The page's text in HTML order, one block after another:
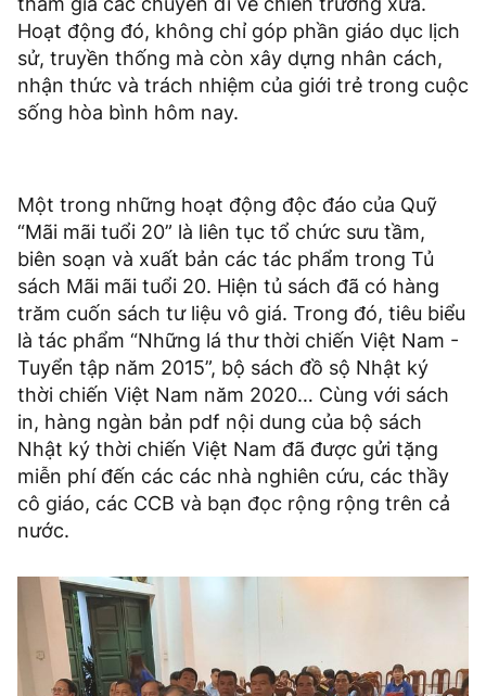
Hoạt động đó, không chỉ góp phần giáo dục lịch
sử, truyền thống mà còn xây dựng nhân cách,
nhận thức và trách nhiệm của giới trẻ trong cuộc
sống hòa bình hôm nay.
Một trong những hoạt động độc đáo của Quỹ
“Mãi mãi tuổi 20” là liên tục tổ chức sưu tầm,
biên soạn và xuất bản các tác phẩm trong Tủ
sách Mãi mãi tuổi 20. Hiện tủ sách đã có hàng
trăm cuốn sách tư liệu vô giá. Trong đó, tiêu biểu
là tác phẩm “Những lá thư thời chiến Việt Nam -
Tuyển tập năm 2015”, bộ sách đồ sộ Nhật ký
thời chiến Việt Nam năm 2020… Cùng với sách
in, hàng ngàn bản pdf nội dung của bộ sách
Nhật ký thời chiến Việt Nam đã được gửi tặng
miễn phí đến các các nhà nghiên cứu, các thầy
cô giáo, các CCB và bạn đọc rộng rộng trên cả
nước.